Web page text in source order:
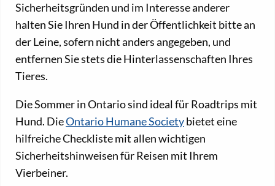
Sicherheitsgründen und im Interesse anderer
halten Sie Ihren Hund in der Öffentlichkeit bitte an
der Leine, sofern nicht anders angegeben, und
entfernen Sie stets die Hinterlassenschaften Ihres
Tieres.
Die Sommer in Ontario sind ideal für Roadtrips mit
Hund. DieOntario Humane Societybietet eine
hilfreiche Checkliste mit allen wichtigen
Sicherheitshinweisen für Reisen mit Ihrem
Vierbeiner.